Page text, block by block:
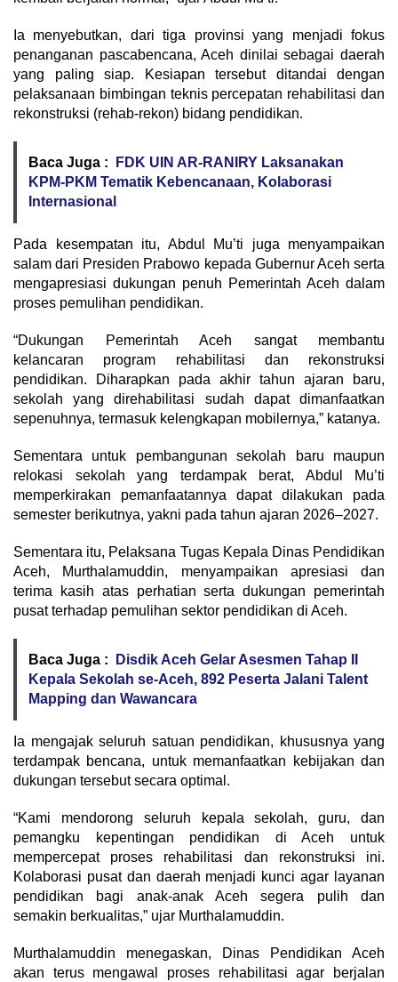
Ia menyebutkan, dari tiga provinsi yang menjadi fokus
penanganan pascabencana, Aceh dinilai sebagai daerah
yang paling siap. Kesiapan tersebut ditandai dengan
pelaksanaan bimbingan teknis percepatan rehabilitasi dan
rekonstruksi (rehab-rekon) bidang pendidikan.
Baca Juga :
FDK UIN AR-RANIRY Laksanakan
KPM-PKM Tematik Kebencanaan, Kolaborasi
Internasional
Pada kesempatan itu, Abdul Mu’ti juga menyampaikan
salam dari Presiden Prabowo kepada Gubernur Aceh serta
mengapresiasi dukungan penuh Pemerintah Aceh dalam
proses pemulihan pendidikan.
“Dukungan Pemerintah Aceh sangat membantu
kelancaran program rehabilitasi dan rekonstruksi
pendidikan. Diharapkan pada akhir tahun ajaran baru,
sekolah yang direhabilitasi sudah dapat dimanfaatkan
sepenuhnya, termasuk kelengkapan mobilernya,” katanya.
Sementara untuk pembangunan sekolah baru maupun
relokasi sekolah yang terdampak berat, Abdul Mu’ti
memperkirakan pemanfaatannya dapat dilakukan pada
semester berikutnya, yakni pada tahun ajaran 2026–2027.
Sementara itu, Pelaksana Tugas Kepala Dinas Pendidikan
Aceh, Murthalamuddin, menyampaikan apresiasi dan
terima kasih atas perhatian serta dukungan pemerintah
pusat terhadap pemulihan sektor pendidikan di Aceh.
Baca Juga :
Disdik Aceh Gelar Asesmen Tahap II
Kepala Sekolah se-Aceh, 892 Peserta Jalani Talent
Mapping dan Wawancara
Ia mengajak seluruh satuan pendidikan, khususnya yang
terdampak bencana, untuk memanfaatkan kebijakan dan
dukungan tersebut secara optimal.
“Kami mendorong seluruh kepala sekolah, guru, dan
pemangku kepentingan pendidikan di Aceh untuk
mempercepat proses rehabilitasi dan rekonstruksi ini.
Kolaborasi pusat dan daerah menjadi kunci agar layanan
pendidikan bagi anak-anak Aceh segera pulih dan
semakin berkualitas,” ujar Murthalamuddin.
Murthalamuddin menegaskan, Dinas Pendidikan Aceh
akan terus mengawal proses rehabilitasi agar berjalan